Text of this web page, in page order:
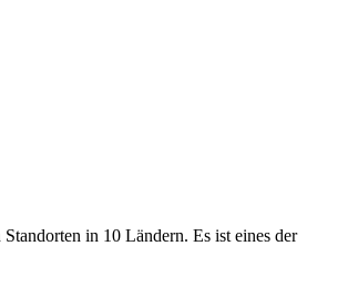
in 10 Ländern. Es ist eines der